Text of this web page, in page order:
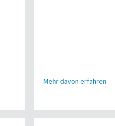
Mehr davon erfahren